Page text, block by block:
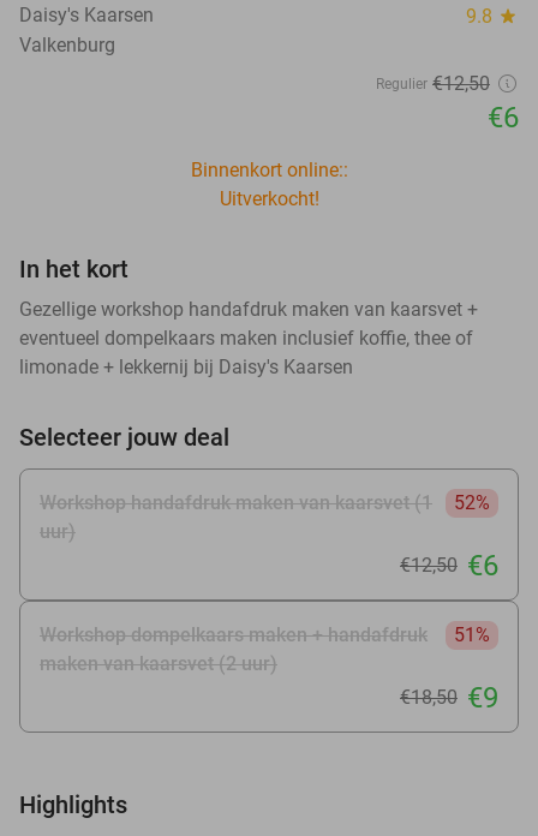
Daisy's Kaarsen 9.8 star
Valkenburg
Regulier €12,50
€6
Binnenkort online::
Uitverkocht!
In het kort
Gezellige workshop handafdruk maken van kaarsvet +
eventueel dompelkaars maken inclusief koffie, thee of
limonade + lekkernij bij Daisy's Kaarsen
Selecteer jouw deal
Workshop handafdruk maken van kaarsvet (1
uur)
52%
€12,50 €6
Workshop dompelkaars maken + handafdruk
maken van kaarsvet (2 uur)
51%
€18,50 €9
Highlights